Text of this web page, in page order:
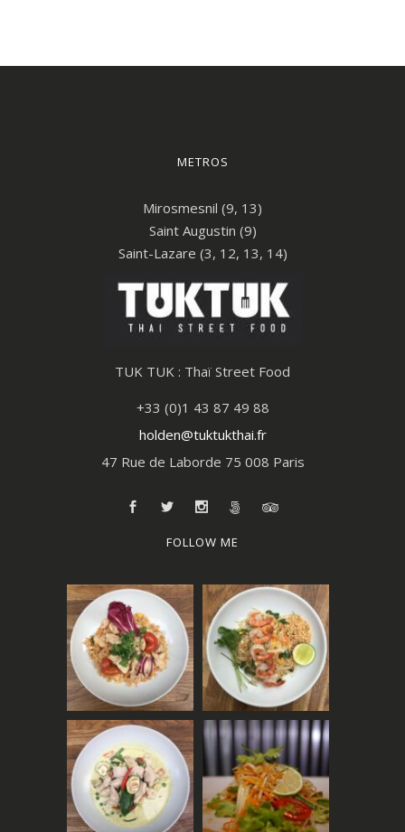
METROS
Mirosmesnil (9, 13)
Saint Augustin (9)
Saint-Lazare (3, 12, 13, 14)
TUK TUK : Thaï Street Food
+33 (0)1 43 87 49 88
holden@tuktukthai.fr
47 Rue de Laborde 75 008 Paris
FOLLOW ME